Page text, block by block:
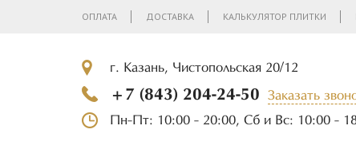
ОПЛАТА ДОСТАВКА КАЛЬКУЛЯТОР ПЛИТКИ
г. Казань, Чистопольская 20/12
+7 (843) 204-24-50
Заказать
Пн-Пт: 10:00 - 20:00, Сб и Вс: 10:00 -